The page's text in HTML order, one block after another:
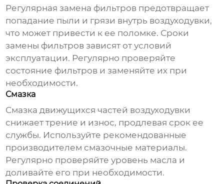
Регулярная замена фильтров предотвращает
попадание пыли и грязи внутрь воздуходувки,
что может привести к ее поломке. Сроки
замены фильтров зависят от условий
эксплуатации. Регулярно проверяйте
состояние фильтров и заменяйте их при
необходимости.
Смазка
Смазка движущихся частей воздуходувки
снижает трение и износ, продлевая срок ее
службы. Используйте рекомендованные
производителем смазочные материалы.
Регулярно проверяйте уровень масла и
доливайте его при необходимости.